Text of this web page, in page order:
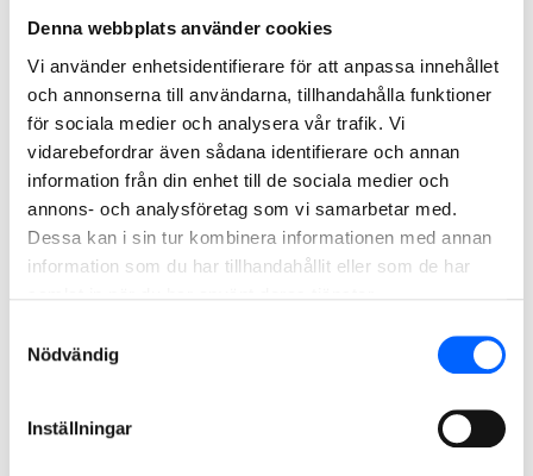
Denna webbplats använder cookies
Vi använder enhetsidentifierare för att anpassa innehållet
och annonserna till användarna, tillhandahålla funktioner
för sociala medier och analysera vår trafik. Vi
vidarebefordrar även sådana identifierare och annan
information från din enhet till de sociala medier och
annons- och analysföretag som vi samarbetar med.
Dessa kan i sin tur kombinera informationen med annan
information som du har tillhandahållit eller som de har
Nödvändig
Inställningar
värdeutveckling.
Ansvarsfullt etiskt
företagande.
klimatpåverkan
Strukturerade
interna nätverk.
Program för yngre
talanger.
investerare,
banker och
övriga
för
finansmarknad
Långsiktig
ekonomisk
värdeutveckling.
Ansvarsfullt etiskt
företagande med
fokus på sunda
arbetsvillkor,
samband med
kvartalsrapportering,
deltagande i enkäter
investerare, enskilda
möten. Deltagande vid
finansmarknaden.